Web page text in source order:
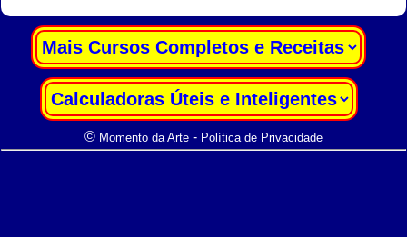
© Momento da Arte- Política de Privacidade